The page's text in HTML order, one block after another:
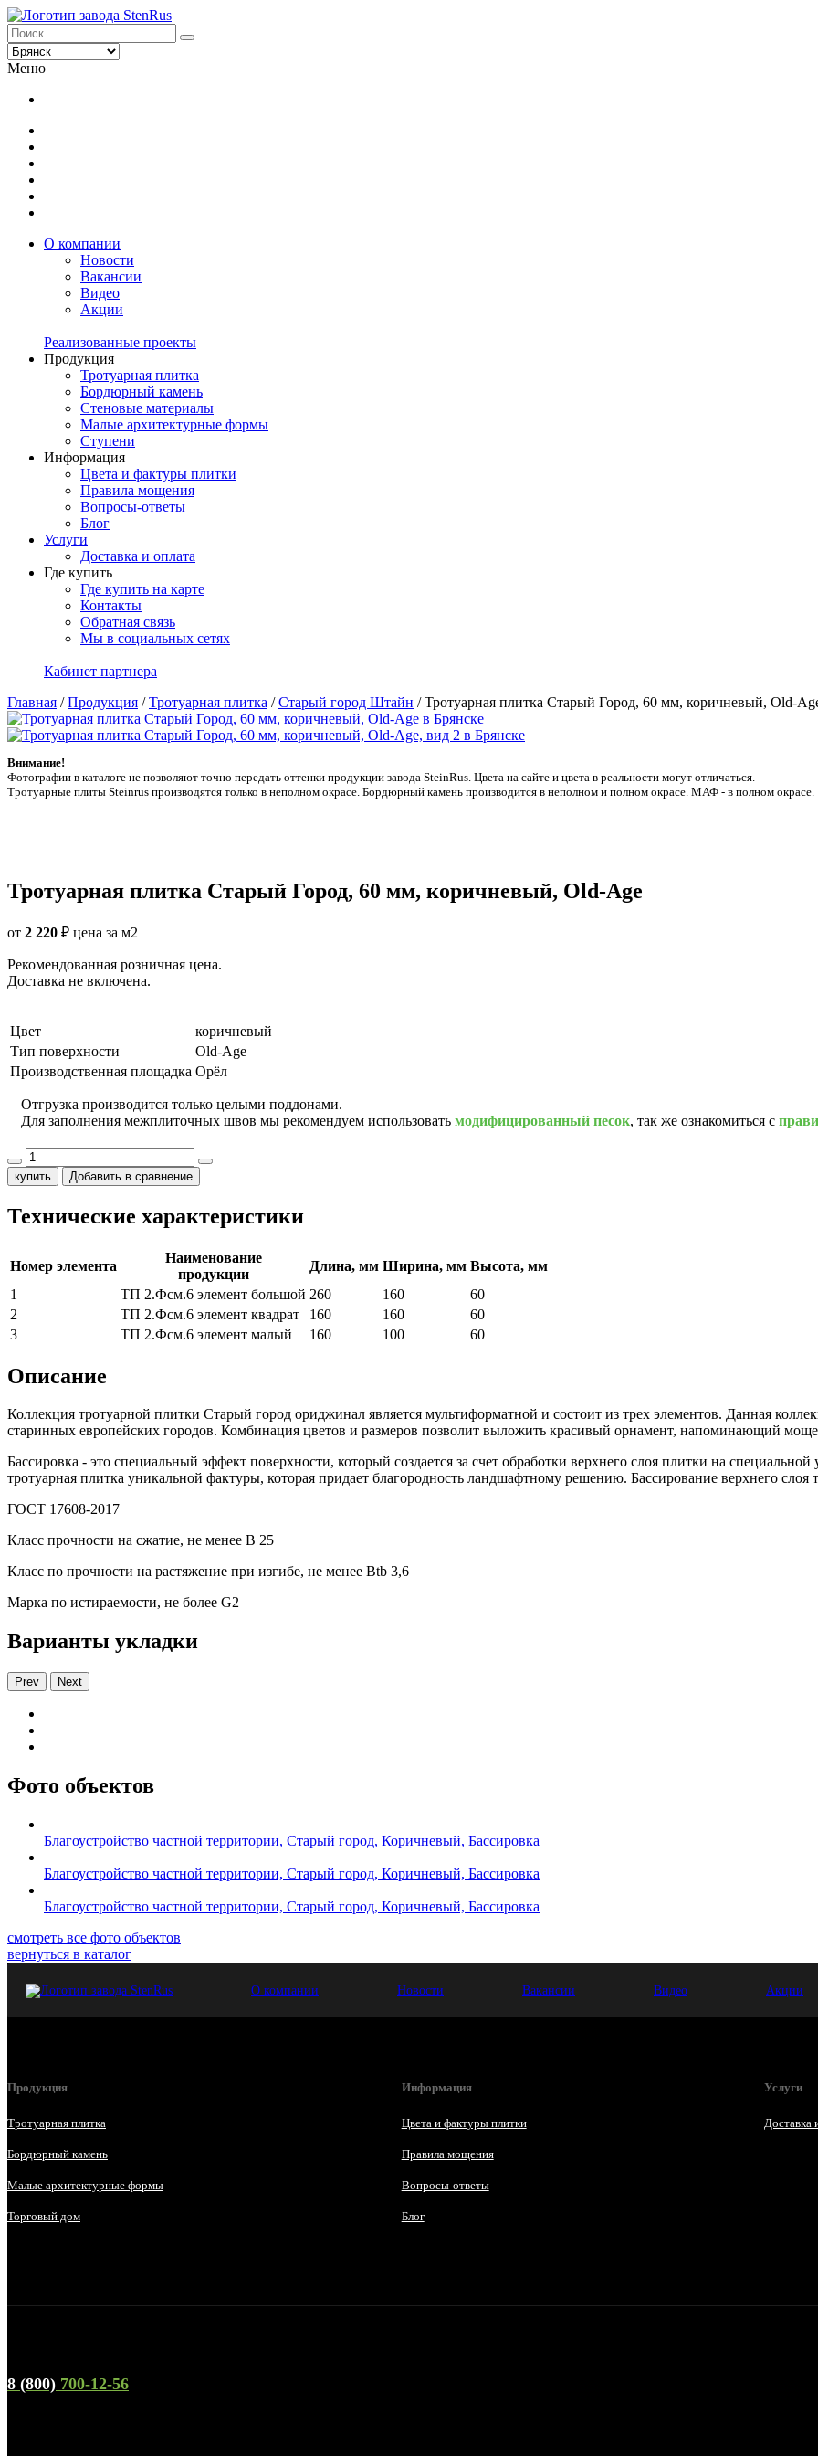
Меню
О компании
Новости
Вакансии
Видео
Акции
Реализованные проекты
Продукция
Тротуарная плитка
Бордюрный камень
Стеновые материалы
Малые архитектурные формы
Ступени
Информация
Цвета и фактуры плитки
Правила мощения
Вопросы-ответы
Блог
Услуги
Доставка и оплата
Где купить
Где купить на карте
Контакты
Обратная связь
Мы в социальных сетях
Кабинет партнера
Главная /Продукция /Тротуарная плитка /Старый город Штайн /Тротуарная плитка Старый Город, 60 мм, коричневый, Old-
Внимание!
Фотографии в каталоге не позволяют точно передать оттенки продукции заводa SteinRus. Цвета на сайте и цвета в реальности могут отличаться.
Тротуарные плиты Steinrus производятся только в неполном окрасе. Бордюрный камень производится в неполном и полном окрасе. МАФ - в полном окрасе.
Тротуарная плитка Старый Город, 60 мм, коричневый, Old-Age
от 2 220 ₽ цена за м2
Рекомендованная розничная цена.
Доставка не включена.
Цвет
коричневый
Тип поверхности
Old-Age
Производственная площадка Орёл
Отгрузка производится только целыми поддонами.
Для заполнения межплиточных швов мы рекомендуем использовать модифицированный песок, так же ознакомиться с
купить Добавить в сравнение
Технические характеристики
Номер элемента
Наименование
продукции
Длина, мм Ширина, мм Высота, мм
1
ТП 2.Фсм.6 элемент большой 260 160
60
2
ТП 2.Фсм.6 элемент квадрат 160 160
60
3
ТП 2.Фсм.6 элемент малый 160 100 60
Описание
Коллекция тротуарной плитки Старый город ориджинал является мультиформатной и состоит из трех элементов. Данная
старинных европейских городов. Комбинация цветов и размеров позволит выложить красивый орнамент, напоминающий
Бассировка - это специальный эффект поверхности, который создается за счет обработки верхнего слоя плитки на специальной
тротуарная плитка уникальной фактуры, которая придает благородность ландшафтному решению. Бассирование верхнего
ГОСТ 17608-2017
Класс прочности на сжатие, не менее В 25
Класс по прочности на растяжение при изгибе, не менее Вtb 3,6
Марка по истираемости, не более G2
Варианты укладки
Prev Next
Фото объектов
Благоустройство частной территории, Старый город, Коричневый, Бассировка
Благоустройство частной территории, Старый город, Коричневый, Бассировка
Благоустройство частной территории, Старый город, Коричневый, Бассировка
смотреть все фото объектов
вернуться в каталог
О компании Новости Вакансии Видео Акции
Продукция
Тротуарная плитка
Бордюрный камень
Малые архитектурные формы
Торговый дом
Информация
Цвета и фактуры плитки
Правила мощения
Вопросы-ответы
Блог
Услуги
Доставка
8 (800) 700-12-56